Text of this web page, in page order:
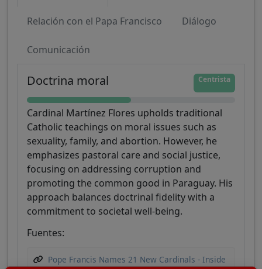
Relación con el Papa Francisco Diálogo
Comunicación
Doctrina moral Centrista
Cardinal Martínez Flores upholds traditional
Catholic teachings on moral issues such as
sexuality, family, and abortion. However, he
emphasizes pastoral care and social justice,
focusing on addressing corruption and
promoting the common good in Paraguay. His
approach balances doctrinal fidelity with a
commitment to societal well-being.
Fuentes:
Pope Francis Names 21 New Cardinals - Inside